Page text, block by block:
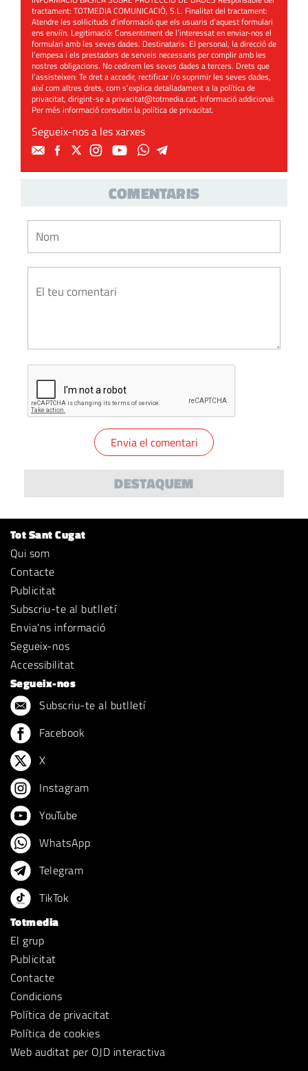
tractament: TOTMEDIA COMUNICACIÓ, S.L. Finalitat del tractament:
Atendre les sol·licituds d’informació que els usuaris d’aquest formulari
ens enviïn. Legitimació: Consentiment de l’interessat en enviar-nos el
formulari amb les seves dades. Destinataris: El personal, la direcció de
l’empesa i els prestadors de serveis necessaris per complir amb les
nostres obligacions. No cedirem les seves dades a tercers. Drets que
l’assisteixen: Te dret a accedir, rectificar i/o suprimir les seves dades,
així com altres drets, com s’explica detalladament a la política de
privacitat, dirigint-se aprivacitat@totmedia.cat. Informació addicional:
Per més informació consultin lapolítica de privacitat.
Segueix-nos a les xarxes
COMENTARIS
DESTAQUEM
Tot Sant Cugat
Qui som
Contacte
Publicitat
Subscriu-te al butlletí
Envia'ns informació
Segueix-nos
Accessibilitat
Segueix-nos
Subscriu-te al butlletí
Facebook
X
Instagram
YouTube
WhatsApp
Telegram
TikTok
Totmedia
El grup
Publicitat
Contacte
Condicions
Política de privacitat
Política de cookies
Web auditat per OJD interactiva